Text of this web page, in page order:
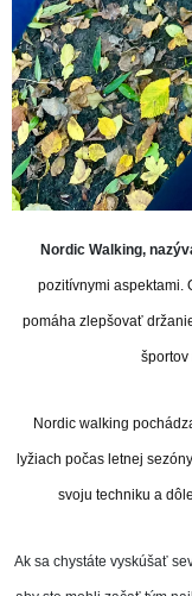
Nordic Walking,
pozitívnymi aspektami.
pomáha zlepšovať
športov
Nordic walking
lyžiach počas letnej
svoju techniku ​​a
Ak sa chystáte vyskúšať